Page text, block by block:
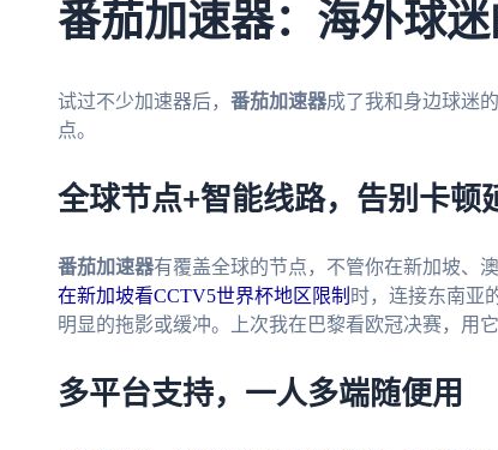
番茄加速器：海外球
试过不少加速器后， 番茄加速器成了我和身边球迷
点。
全球节点+智能线路，告别卡顿
番茄加速器有覆盖全球的节点，不管你在新加坡、
在新加坡看CCTV5世界杯地区限制 时，连接东南亚
明显的拖影或缓冲。上次我在巴黎看欧冠决赛，用
多平台支持，一人多端随便用